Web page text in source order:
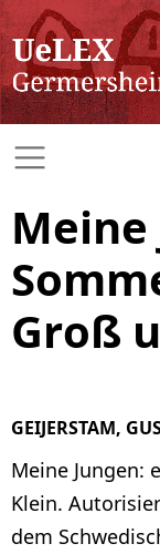
Meine
Groß
GEIJERSTAM,
Meine Jungen:
Klein.
dem